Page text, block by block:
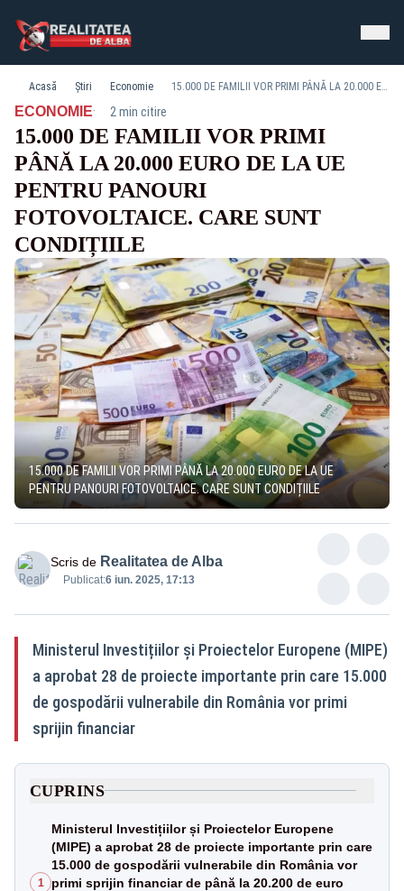
Acasă Știri Economie 15.000 DE FAMILII VOR PRIMI PÂNĂ LA 20.000 EURO DE LA UE PENTRU PANOURI FOTOVOLTAICE. CARE SUNT CONDIȚIILE
ECONOMIE· 2 min citire
15.000 DE FAMILII VOR PRIMI
PÂNĂ LA 20.000 EURO DE LA UE
PENTRU PANOURI
FOTOVOLTAICE. CARE SUNT
CONDIȚIILE
15.000 DE FAMILII VOR PRIMI PÂNĂ LA 20.000 EURO DE LA UE
PENTRU PANOURI FOTOVOLTAICE. CARE SUNT CONDIȚIILE
Scris de Realitatea de Alba
Publicat:6 iun. 2025, 17:13
Ministerul Investițiilor și Proiectelor Europene (MIPE)
a aprobat 28 de proiecte importante prin care 15.000
de gospodării vulnerabile din România vor primi
sprijin financiar
CUPRINS
1
Ministerul Investițiilor și Proiectelor Europene
(MIPE) a aprobat 28 de proiecte importante prin care
15.000 de gospodării vulnerabile din România vor
primi sprijin financiar de până la 20.200 de euro